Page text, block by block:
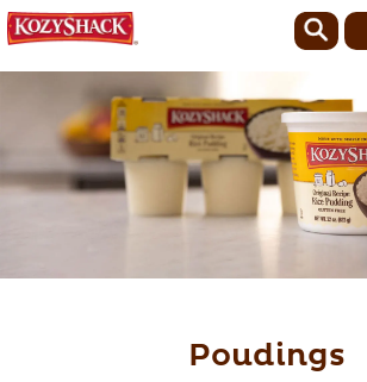
Poudings